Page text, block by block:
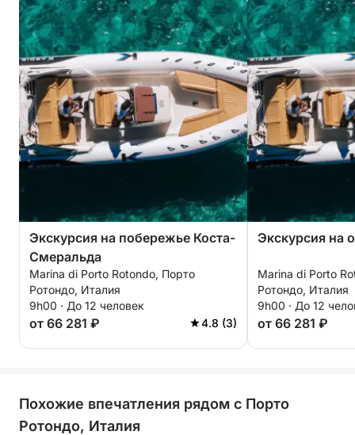
Экскурсия на побережье Коста-
Смеральда
Marina di Porto Rotondo, Порто
Ротондо, Италия
9h00 · До 12 человек
от 66 281 ₽ 4.8 (3)
Экскурсия на
Marina di Porto
Ротондо, Италия
9h00 · До 12
от 66 281 ₽
Похожие впечатления рядом с Порто
Ротондо, Италия